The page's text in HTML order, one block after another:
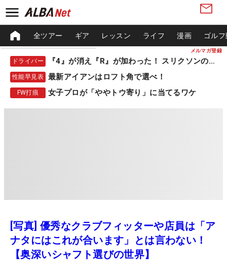
メルマガ登録
全ツアー ギア レッスン ライフ 漫画 ゴル
ドライバー 『4』が消え『R』が加わった！ スリクソンの新作
性能早見表 最新アイアンはロフト角で選べ！
FW打痕 女子プロが「ややトウ寄り」に当てるワケ
[写真] 優秀なクラブフィッターや店員は「ア
ナタにはこれが合います」とは言わない！
【奥深いシャフト選びの世界】